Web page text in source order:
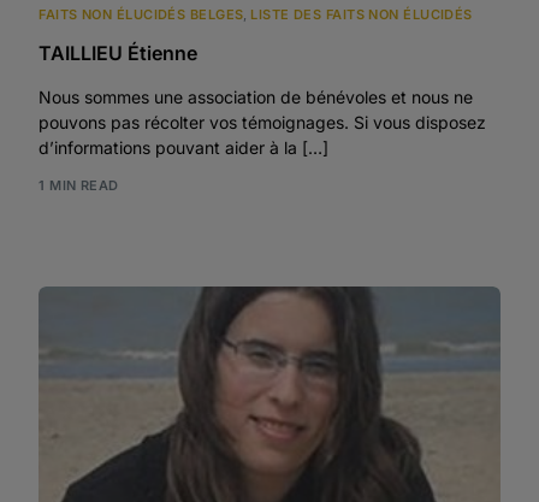
FAITS NON ÉLUCIDÉS BELGES LISTE DES FAITS NON ÉLUCIDÉS
TAILLIEU Étienne
Nous sommes une association de bénévoles et nous ne
pouvons pas récolter vos témoignages. Si vous disposez
d’informations pouvant aider à la […]
1 MIN READ